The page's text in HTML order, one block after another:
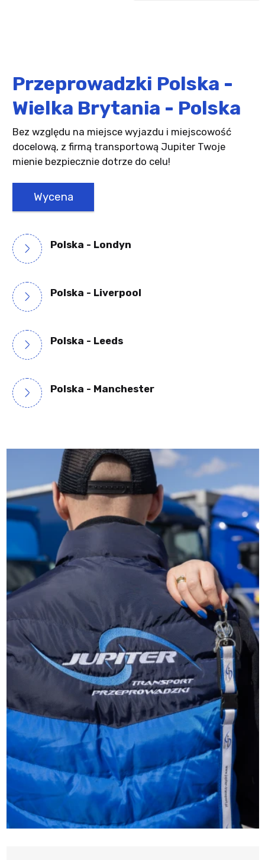
Przeprowadzki Polska -
Wielka Brytania - Polska
Bez względu na miejsce wyjazdu i miejscowość
docelową, z firmą transportową Jupiter Twoje
mienie bezpiecznie dotrze do celu!
Wycena
Polska - Londyn
Polska - Liverpool
Polska - Leeds
Polska - Manchester